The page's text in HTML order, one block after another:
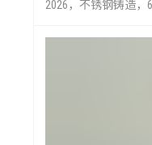
2026，不锈钢铸造，